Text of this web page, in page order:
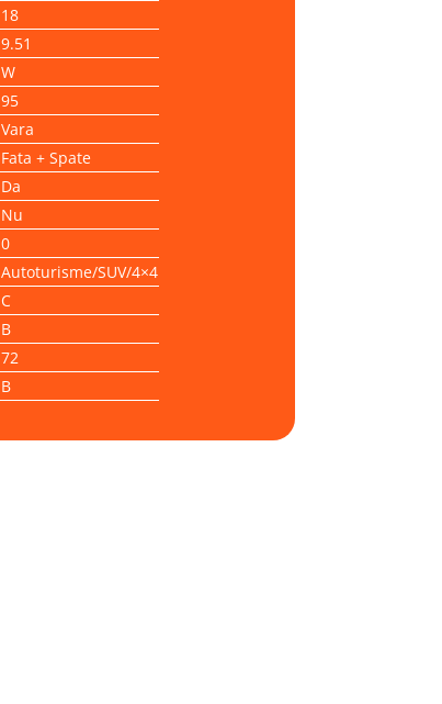
18
9.51
W
95
Vara
Fata + Spate
Da
Nu
0
Autoturisme/SUV/4×4
C
B
72
B